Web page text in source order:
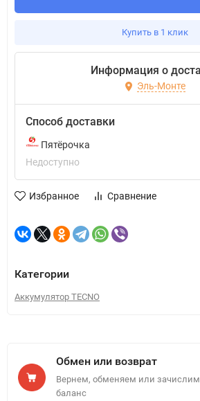
Купить в 1 клик
Информация о
Эль-Монте
Способ доставки
Пятёрочка
Недоступно
Избранное Сравнение
Категории
Аккумулятор TECNO
Обмен или возврат
Вернем, обменяем или
баланс